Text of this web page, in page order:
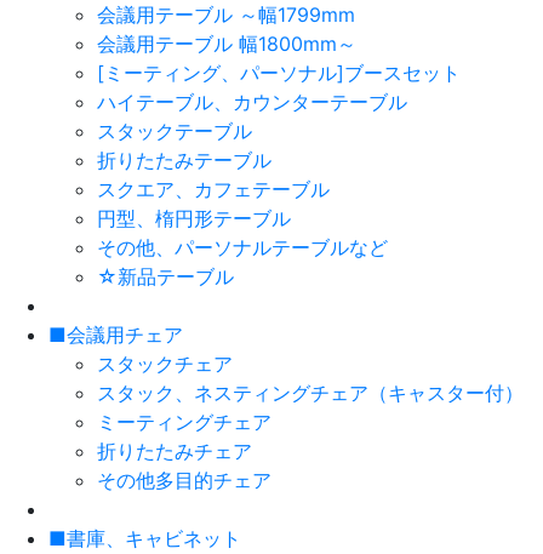
会議用テーブル ～幅1799mm
会議用テーブル 幅1800mm～
[ミーティング、パーソナル]ブースセット
ハイテーブル、カウンターテーブル
スタックテーブル
折りたたみテーブル
スクエア、カフェテーブル
円型、楕円形テーブル
その他、パーソナルテーブルなど
☆新品テーブル
■会議用チェア
スタックチェア
スタック、ネスティングチェア（キャスター付）
ミーティングチェア
折りたたみチェア
その他多目的チェア
■書庫、キャビネット